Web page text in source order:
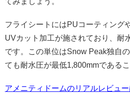
フライシートにはPUコーティング
UVカット加工が施されており、耐
です。この単位はSnow Peak独自
ても耐水圧が最低1,800mmである
アメニティドームのリアルレビュー